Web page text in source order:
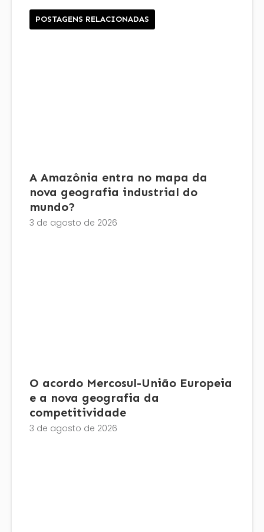
POSTAGENS RELACIONADAS
A Amazônia entra no mapa da
nova geografia industrial do
mundo?
3 de agosto de 2026
O acordo Mercosul-União Europeia
e a nova geografia da
competitividade
3 de agosto de 2026